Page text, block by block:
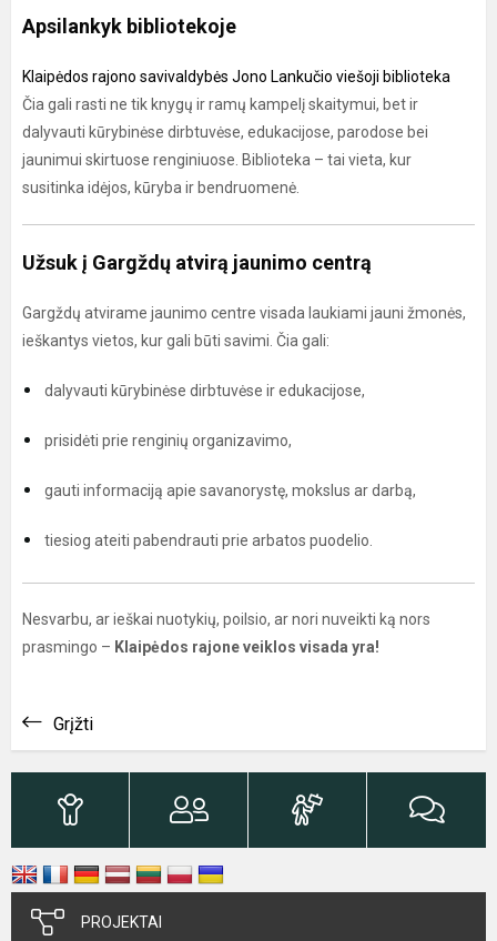
Apsilankyk bibliotekoje
Klaipėdos rajono savivaldybės Jono Lankučio viešoji biblioteka
Čia gali rasti ne tik knygų ir ramų kampelį skaitymui, bet ir
dalyvauti kūrybinėse dirbtuvėse, edukacijose, parodose bei
jaunimui skirtuose renginiuose. Biblioteka – tai vieta, kur
susitinka idėjos, kūryba ir bendruomenė.
Užsuk į Gargždų atvirą jaunimo centrą
Gargždų atvirame jaunimo centre visada laukiami jauni žmonės,
ieškantys vietos, kur gali būti savimi. Čia gali:
dalyvauti kūrybinėse dirbtuvėse ir edukacijose,
prisidėti prie renginių organizavimo,
gauti informaciją apie savanorystę, mokslus ar darbą,
tiesiog ateiti pabendrauti prie arbatos puodelio.
Nesvarbu, ar ieškai nuotykių, poilsio, ar nori nuveikti ką nors
prasmingo – Klaipėdos rajone veiklos visada yra!
Grįžti
PROJEKTAI